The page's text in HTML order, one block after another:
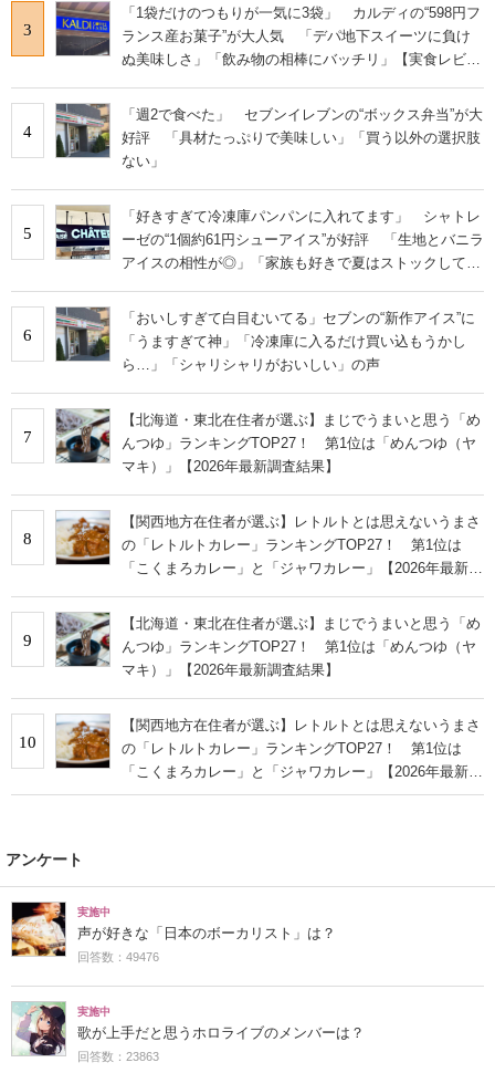
3
「1袋だけのつもりが一気に3袋」 カルディの“598円フ
ランス産お菓子”が大人気 「デパ地下スイーツに負け
ぬ美味しさ」「飲み物の相棒にバッチリ」【実食レビュ
4
「週2で食べた」 セブンイレブンの“ボックス弁当”が大
好評 「具材たっぷりで美味しい」「買う以外の選択肢
ない」
5
「好きすぎて冷凍庫パンパンに入れてます」 シャトレ
ーゼの“1個約61円シューアイス”が好評 「生地とバニラ
アイスの相性が◎」「家族も好きで夏はストックして
6
「おいしすぎて白目むいてる」セブンの“新作アイス”に
「うますぎて神」「冷凍庫に入るだけ買い込もうかし
ら…」「シャリシャリがおいしい」の声
7
【北海道・東北在住者が選ぶ】まじでうまいと思う「め
んつゆ」ランキングTOP27！ 第1位は「めんつゆ（ヤ
マキ）」【2026年最新調査結果】
8
【関西地方在住者が選ぶ】レトルトとは思えないうまさ
の「レトルトカレー」ランキングTOP27！ 第1位は
「こくまろカレー」と「ジャワカレー」【2026年最新調
9
【北海道・東北在住者が選ぶ】まじでうまいと思う「め
んつゆ」ランキングTOP27！ 第1位は「めんつゆ（ヤ
マキ）」【2026年最新調査結果】
10
【関西地方在住者が選ぶ】レトルトとは思えないうまさ
の「レトルトカレー」ランキングTOP27！ 第1位は
「こくまろカレー」と「ジャワカレー」【2026年最新調
査結果】
アンケート
実施中
声が好きな「日本のボーカリスト」は？
回答数：49476
実施中
歌が上手だと思うホロライブのメンバーは？
回答数：23863